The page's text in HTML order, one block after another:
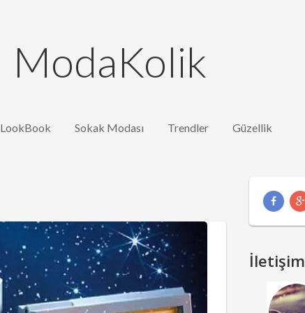
ModaKolik
LookBook Sokak Modası Trendler Güzellik
İletişim